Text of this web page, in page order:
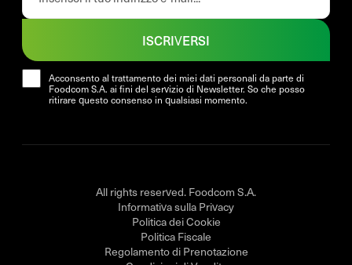
Acconsento al trattamento dei miei dati personali da parte di
Foodcom S.A. ai fini del servizio di Newsletter. So che posso
ritirare questo consenso in qualsiasi momento.
ISCRIVERSI
All rights reserved. Foodcom S.A.
Informativa sulla Privacy
Politica dei Cookie
Politica Fiscale
Regolamento di Prenotazione